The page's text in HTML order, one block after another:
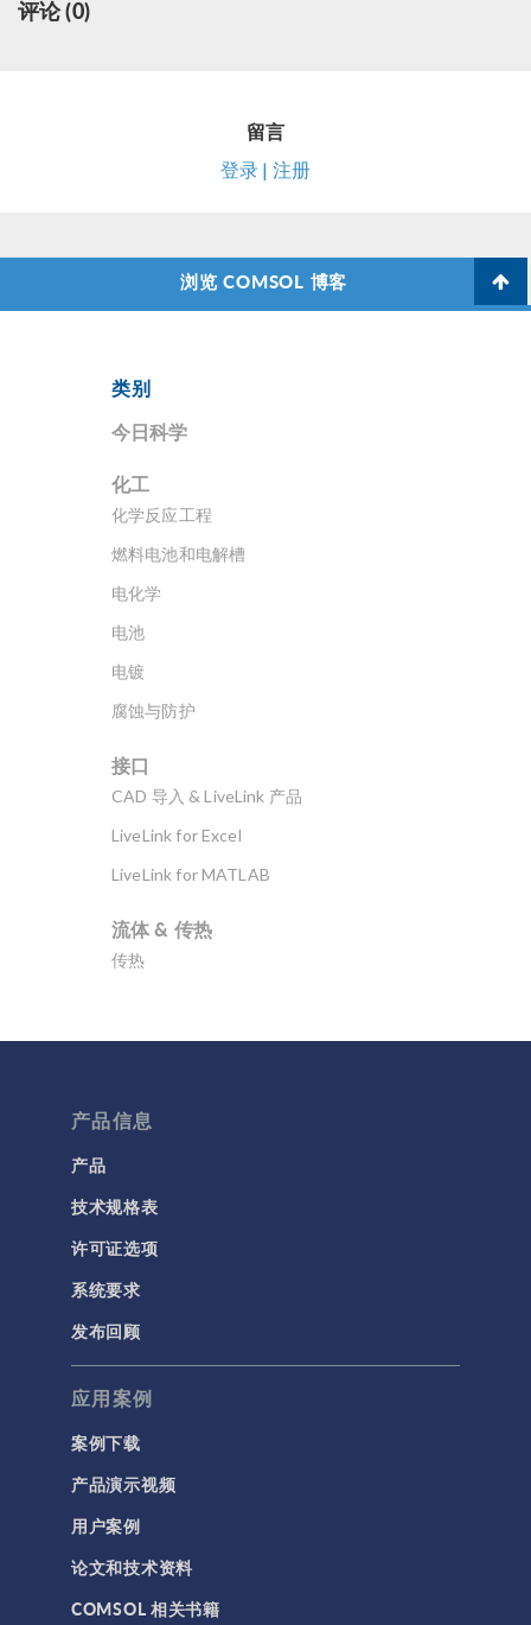
评论 (0)
留言
登录 | 注册
浏览 COMSOL 博客
类别
今日科学
化工
化学反应工程
燃料电池和电解槽
电化学
电池
电镀
腐蚀与防护
接口
CAD 导入 & LiveLink 产品
LiveLink for Excel
LiveLink for MATLAB
流体 & 传热
传热
多孔介质流动
流体流动颗粒跟踪
电磁学
RF 与微波工程
低频电磁学
半导体器件
带电粒子追踪
波动光学
等离子体物理
科学新闻
结构 & 声学
MEMS & 压电器件
产品信息
产品
技术规格表
许可证选项
系统要求
发布回顾
应用案例
案例下载
产品演示视频
用户案例
论文和技术资料
COMSOL 相关书籍